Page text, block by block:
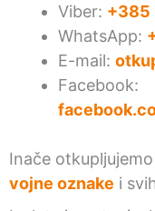
Viber: +385
WhatsApp:
E-mail:
Facebook:
Inače otkupljujemo
vojne oznake i